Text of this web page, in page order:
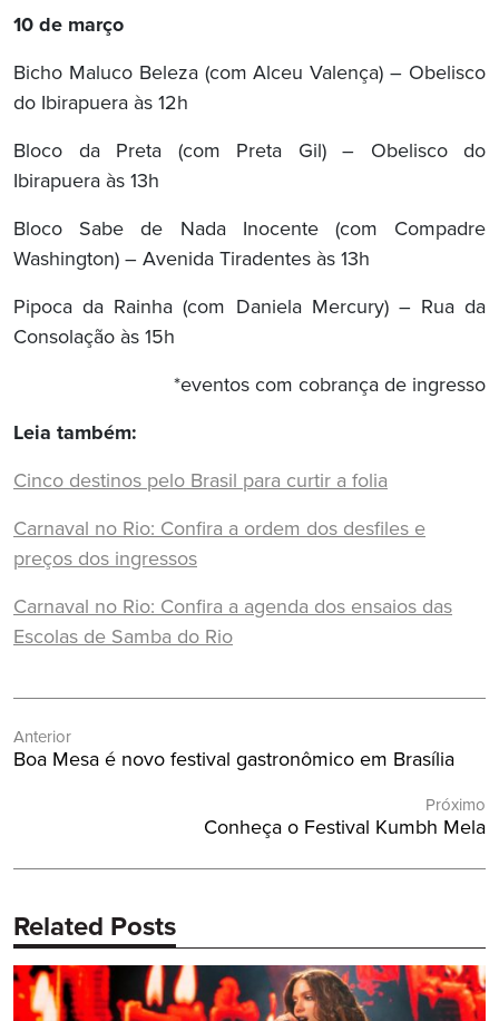
10 de março
Bicho Maluco Beleza (com Alceu Valença) – Obelisco
do Ibirapuera às 12h
Bloco da Preta (com Preta Gil) – Obelisco do
Ibirapuera às 13h
Bloco Sabe de Nada Inocente (com Compadre
Washington) – Avenida Tiradentes às 13h
Pipoca da Rainha (com Daniela Mercury) – Rua da
Consolação às 15h
*eventos com cobrança de ingresso
Leia também:
Cinco destinos pelo Brasil para curtir a folia
Carnaval no Rio: Confira a ordem dos desfiles e
preços dos ingressos
Carnaval no Rio: Confira a agenda dos ensaios das
Escolas de Samba do Rio
de
Anterior
Post
Boa Mesa é novo festival gastronômico em Brasília
Próximo
Próximo
Conheça o Festival Kumbh Mela
Related Posts